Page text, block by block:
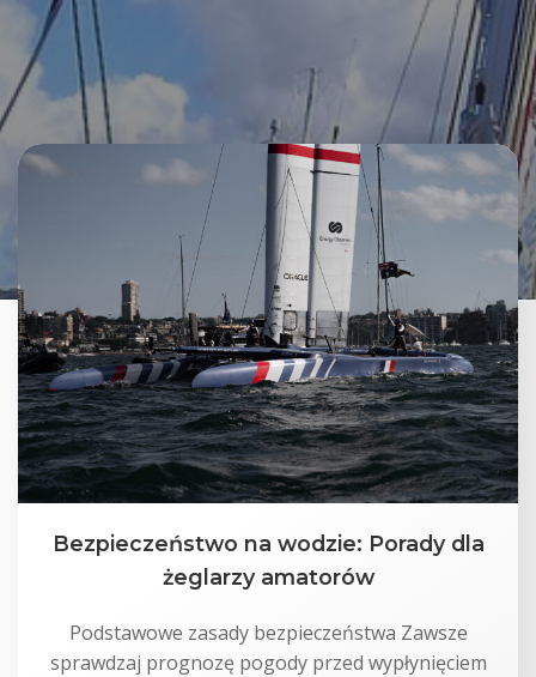
Bezpieczeństwo na wodzie: Porady dla
żeglarzy amatorów
Podstawowe zasady bezpieczeństwa Zawsze
sprawdzaj prognozę pogody przed wypłynięciem